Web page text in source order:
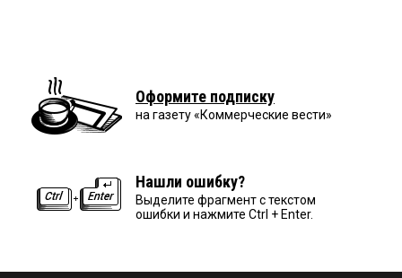
Оформите подписку
на газету «Коммерческие вести»
Нашли ошибку?
Выделите фрагмент с текстом
ошибки и нажмите Ctrl + Enter.